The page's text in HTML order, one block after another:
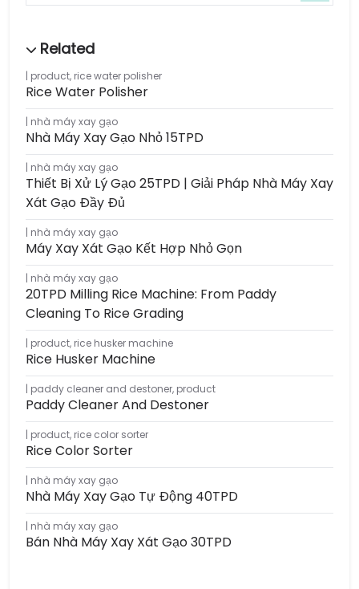
product, rice water polisher
Rice Water Polisher
nhà máy xay gạo
Nhà Máy Xay Gạo Nhỏ 15TPD
nhà máy xay gạo
Thiết Bị Xử Lý Gạo 25TPD | Giải Pháp Nhà Máy Xay
Xát Gạo Đầy Đủ
nhà máy xay gạo
Máy Xay Xát Gạo Kết Hợp Nhỏ Gọn
nhà máy xay gạo
20TPD Milling Rice Machine: From Paddy
Cleaning To Rice Grading
product, rice husker machine
Rice Husker Machine
paddy cleaner and destoner, product
Paddy Cleaner And Destoner
product, rice color sorter
Rice Color Sorter
nhà máy xay gạo
Nhà Máy Xay Gạo Tự Động 40TPD
nhà máy xay gạo
Bán Nhà Máy Xay Xát Gạo 30TPD